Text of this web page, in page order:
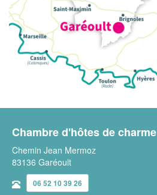
Chambre d'hôtes de charme
Chemin Jean Mermoz
83136 Garéoult
06 52 10 39 26